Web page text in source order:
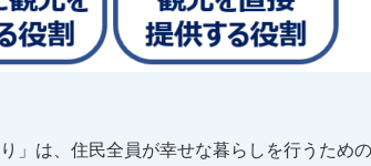
り」は、住民全員が幸せな暮らしを行うた